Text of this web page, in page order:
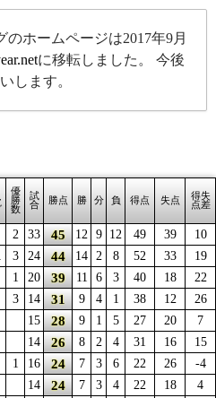
ホームページは2017年9月
に移転しました。 今後
します。
優
勝
数
試
合
勝点 勝 分 負 得点 失点
得失
点差
2 33 45 12 9 12 49 39
10
3 24 44 14 2 8 52 33
19
1 20 39 11 6 3 40 18
22
3 14 31 9 4 1 38 12
26
15 28 9 1 5 27 20
7
14 26 8 2 4 31 16
15
1 16 24 7 3 6 22 26
-4
14 24 7 3 4 22 18
4